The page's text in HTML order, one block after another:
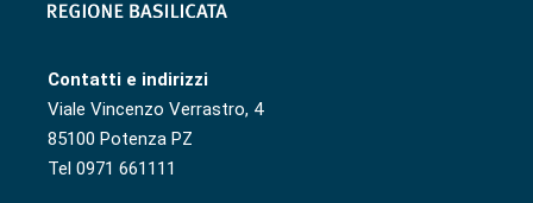
Contatti e indirizzi
Viale Vincenzo Verrastro, 4
85100 Potenza PZ
Tel 0971 661111